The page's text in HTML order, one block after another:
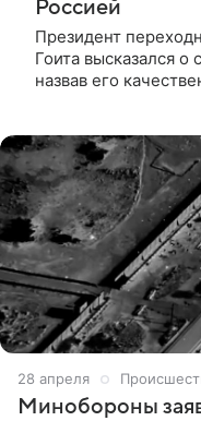
Россией
Президент
Гоита высказался о
назвав его
Российской
видеообращении к
28 апреля
Минобороны